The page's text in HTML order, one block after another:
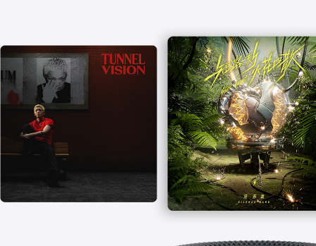
口
中
打
开)